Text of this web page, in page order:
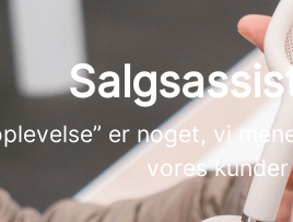
er noget, vi
vores